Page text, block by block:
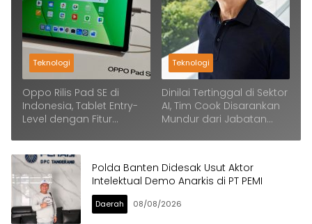
Teknologi
Oppo Rilis Pad SE di
Indonesia, Tablet Entry-
Level dengan Fitur
Teknologi
Dinilai Tertinggal di Sektor
AI, Tim Cook Disarankan
Mundur dari Jabatan
Polda Banten Didesak Usut Aktor
Intelektual Demo Anarkis di PT PEMI
Daerah 08/08/2026